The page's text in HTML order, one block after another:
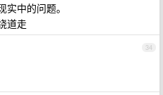
中的问题。
道走
34